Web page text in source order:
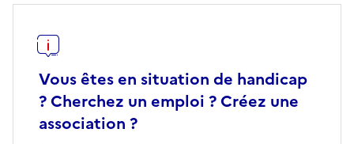
Vous êtes en situation de handicap
? Cherchez un emploi ? Créez une
association ?